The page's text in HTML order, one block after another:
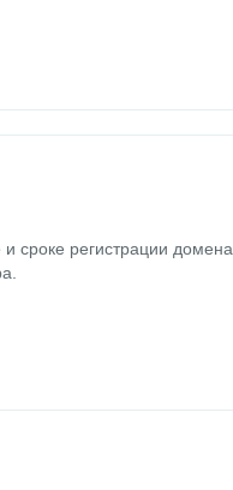
сроке регистрации домена,